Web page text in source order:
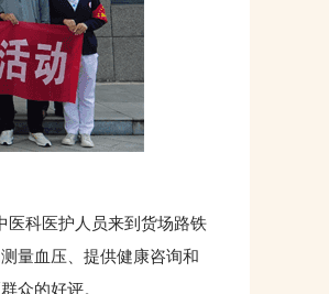
科医护人员来到货场路铁
量血压、提供健康咨询和
众的好评。